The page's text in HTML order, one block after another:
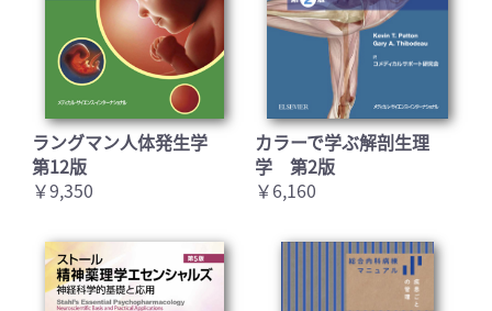
お買い物を続ける
ラングマン人体発生学
第12版
￥9,350
カラーで学ぶ解剖生理
学 第2版
￥6,160